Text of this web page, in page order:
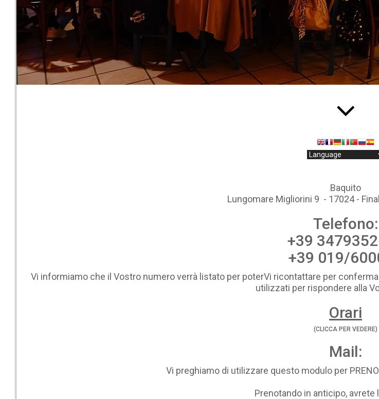
Baquito
Lungomare Migliorini 9 - 17024 -
Telefono:
+39
+39 019/
Vi informiamo che il Vostro numero verrà listato per poterVi ricontattare per
utilizzati per rispondere alla
Orari
(CLICCA PER VEDERE)
Mail:
Vi preghiamo di utilizzare questo modulo per
Prenotando in anticipo, avrete